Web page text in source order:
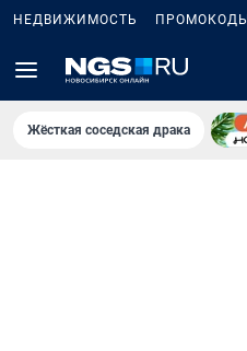
НЕДВИЖИМОСТЬ ПРОМОКОДЫ
Жёсткая соседская драка